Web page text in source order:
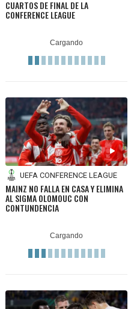
CUARTOS DE FINAL DE LA
CONFERENCE LEAGUE
UEFA CONFERENCE LEAGUE
MAINZ NO FALLA EN CASA Y ELIMINA
AL SIGMA OLOMOUC CON
CONTUNDENCIA